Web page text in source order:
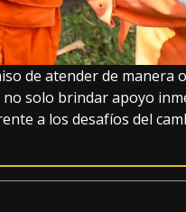
de atender de manera
no solo brindar apoyo
a los desafíos del